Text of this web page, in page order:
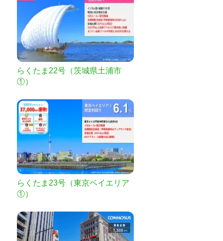
らくたま22号（茨城県土浦市
①）
らくたま23号（東京ベイエリア
①）